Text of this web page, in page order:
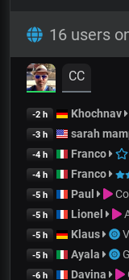
16 users
CC
-2 h Khochnav
-3 h sarah
-4 h Franco
-4 h Franco
-5 h Paul
-5 h Lionel
-5 h Klaus
-5 h Ayala
-6 h Davina